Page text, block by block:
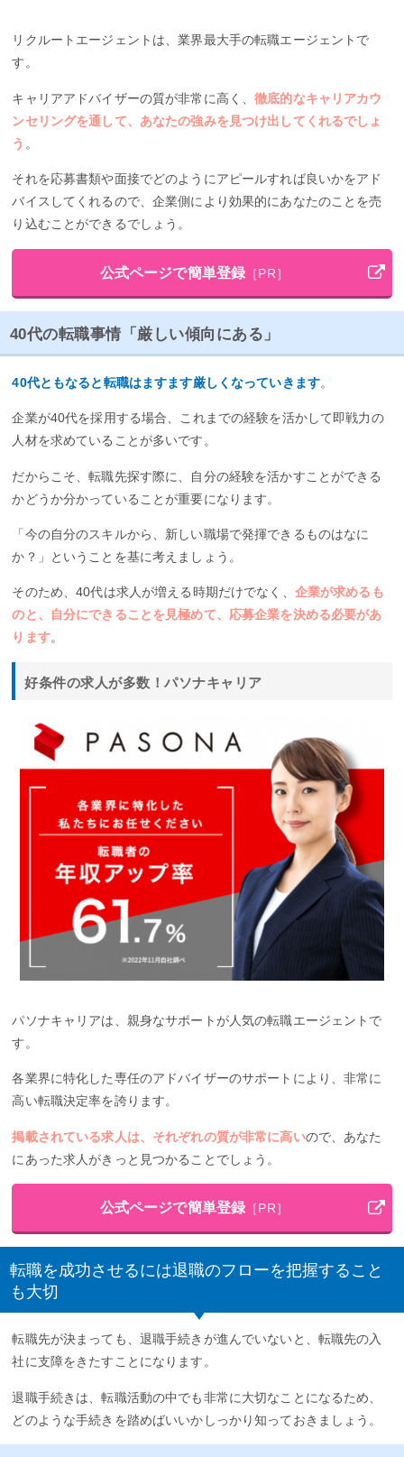
リクルートエージェントは、業界最大手の転職エージェントで
す。
キャリアアドバイザーの質が非常に高く、徹底的なキャリアカウ
ンセリングを通して、あなたの強みを見つけ出してくれるでしょ
う 。
それを応募書類や面接でどのようにアピールすれば良いかをアド
バイスしてくれるので、企業側により効果的にあなたのことを売
り込むことができるでしょう。
公式ページで簡単登録 ［PR］
40代の転職事情「厳しい傾向にある」
40代ともなると転職はますます厳しくなっていきます。
企業が40代を採用する場合、これまでの経験を活かして即戦力の
人材を求めていることが多いです。
だからこそ、転職先探す際に、自分の経験を活かすことができる
かどうか分かっていることが重要になります。
「今の自分のスキルから、新しい職場で発揮できるものはなに
か？」ということを基に考えましょう。
そのため、40代は求人が増える時期だけでなく、 企業が求めるも
のと、自分にできることを見極めて、応募企業を決める必要があ
ります。
好条件の求人が多数！パソナキャリア
パソナキャリアは、親身なサポートが人気の転職エージェントで
す。
各業界に特化した専任のアドバイザーのサポートにより、非常に
高い転職決定率を誇ります。
掲載されている求人は、それぞれの質が非常に高いので、あなた
にあった求人がきっと見つかることでしょう。
公式ページで簡単登録 ［PR］
転職を成功させるには退職のフローを把握すること
も大切
転職先が決まっても、退職手続きが進んでいないと、転職先の入
社に支障をきたすことになります。
退職手続きは、転職活動の中でも非常に大切なことになるため、
どのような手続きを踏めばいいかしっかり知っておきましょう。